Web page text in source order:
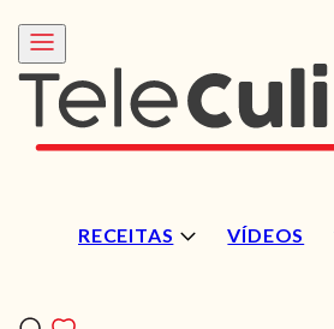
RECEITAS VÍDEOS